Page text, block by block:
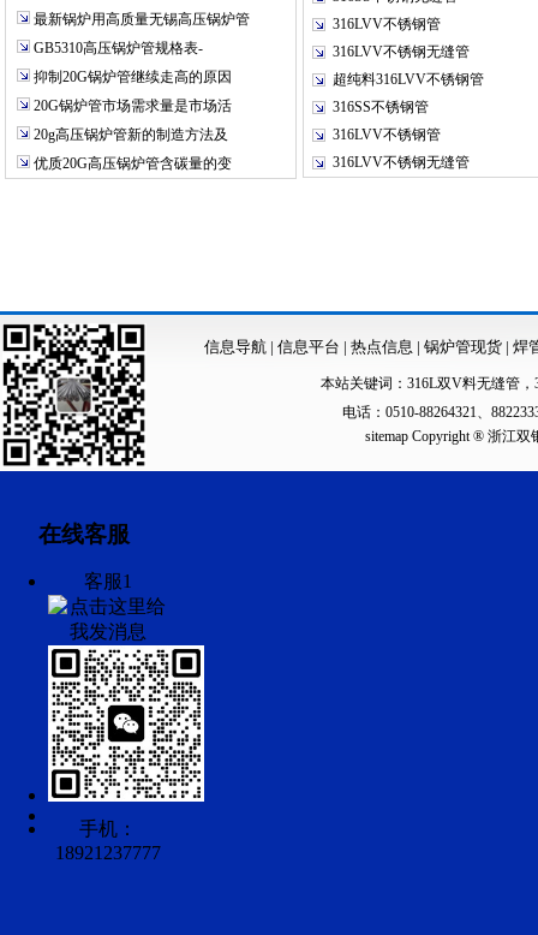
最新锅炉用高质量无锡高压锅炉管
GB5310高压锅炉管规格表-
抑制20G锅炉管继续走高的原因
20G锅炉管市场需求量是市场活
20g高压锅炉管新的制造方法及
优质20G高压锅炉管含碳量的变
316LVV不锈钢管
316LVV不锈钢无缝管
超纯料316LVV不锈钢管
316SS不锈钢管
316LVV不锈钢管
316LVV不锈钢无缝管
信息导航| 信息平台 | 热点信息 | 锅炉管现货 | 焊
本站关键词： 316L双V料无缝管 ，
电话：0510-88264321、
sitemapCopyright ® 浙江双
在线客服
客服1
手机：
18921237777